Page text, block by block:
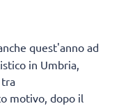
quest'anno ad
in Umbria,
motivo, dopo il